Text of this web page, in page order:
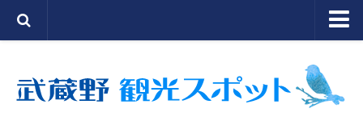
公園/自然